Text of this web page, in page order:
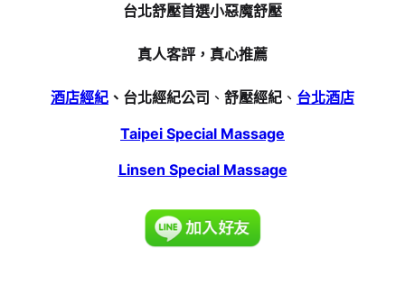
台北舒壓首選小惡魔舒壓
真人客評，真心推薦
酒店經紀 、台北經紀公司 、 舒壓經紀 、 台北酒店
Taipei Special Massage
Linsen Special Massage